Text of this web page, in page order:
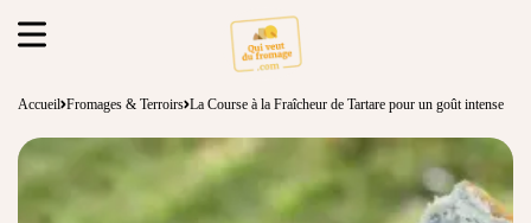
Accueil Fromages & Terroirs La Course à la Fraîcheur de Tartare pour un goût intense